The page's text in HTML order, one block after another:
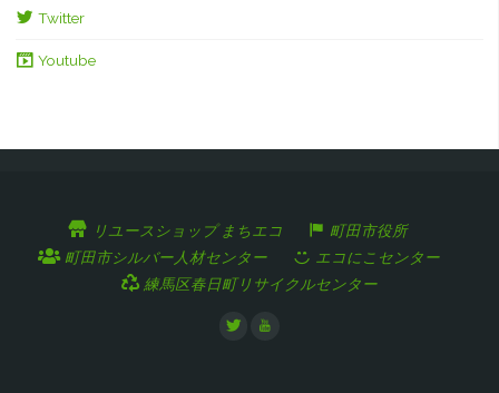
Twitter
Youtube
リユースショップ まちエコ
町田市役所
町田市シルバー人材センター
エコにこセンター
練馬区春日町リサイクルセンター